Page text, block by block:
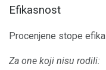
Efikasnost
Procenjene stope
Za one koji nisu rodili: